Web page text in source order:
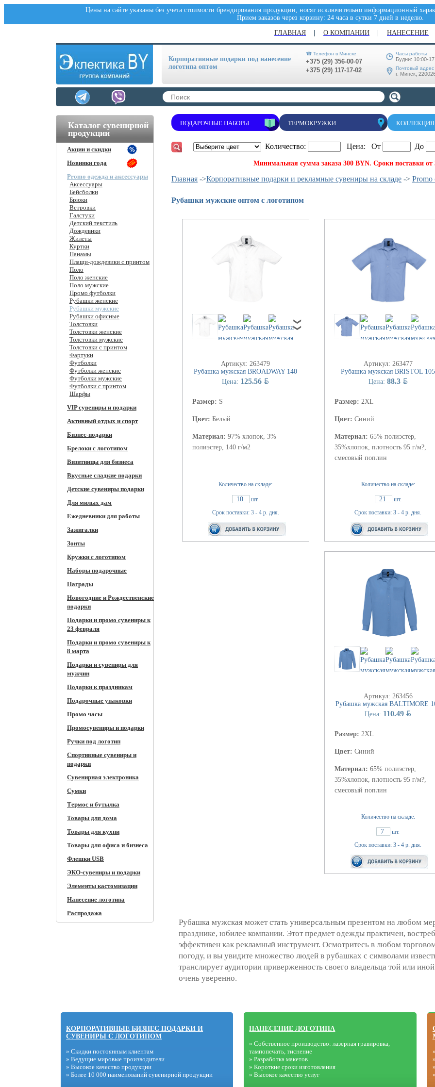
Цены на сайте указаны без учета стоимости брендирования продукции, носят исключительно информационный
Прием заказов через корзину: 24 часа в сутки 7 дней в неделю.
ГЛАВНАЯ О КОМПАНИИ НАНЕСЕНИЕ
Корпоративные подарки под нанесение
логотипа оптом
☎ Телефон в Минске
+375 (29) 356-00-07
+375 (29) 117-17-02
Часы работы
Будни: 10:00-
Почтовый адрес
г. Минск,
Каталог сувенирной
продукции
Акции и скидки
Новинки года
Promo одежда и аксессуары
Аксессуары
Бейсболки
Брюки
Ветровки
Галстуки
Детский текстиль
Дождевики
Жилеты
Куртки
Панамы
Плащи-дождевики с принтом
Поло
Поло женские
Поло мужские
Промо футболки
Рубашки женские
Рубашки мужские
Рубашки офисные
Толстовки
Толстовки женские
Толстовки мужские
Толстовки с принтом
Фартуки
Футболки
Футболки женские
Футболки мужские
Футболки с принтом
Шарфы
VIP сувениры и подарки
Активный отдых и спорт
Бизнес-подарки
Брелоки с логотипом
Визитницы для бизнеса
Вкусные сладкие подарки
Детские сувениры подарки
Для милых дам
Ежедневники для работы
Зажигалки
Зонты
Кружки c логотипом
Наборы подарочные
Награды
Новогодние и Рождественские
подарки
Подарки и промо сувениры к
23 февраля
Подарки и промо сувениры к
8 марта
Подарки и сувениры для
мужчин
Подарки к праздникам
Подарочные упаковки
Промо часы
Промосувениры и подарки
Ручки под логотип
Спортивные сувениры и
подарки
Сувенирная электроника
Сумки
Термос и бутылка
Товары для дома
Товары для кухни
Товары для офиса и бизнеса
Флешки USB
ЭКО-сувениры и подарки
Элементы кастомизации
Нанесение логотипа
Распродажа
ПОДАРОЧНЫЕ НАБОРЫ ТЕРМОКРУЖКИ
Количество: Цена: От До
Минимальная сумма заказа 300 BYN. Сроки поставки
Главная ->Корпоративные подарки и рекламные сувениры на складе -> Promo
Рубашки мужские оптом с логотипом
Артикул: 263479
Рубашка мужская BROADWAY 140
Цена: 125.56 BYN
Размер: S
Цвет: Белый
Материал: 97% хлопок, 3%
полиэстер, 140 г/м2
Количество на складе:
10
шт.
Срок поставки: 3 - 4 р. дня.
Артикул: 263477
Рубашка мужская BRISTOL 105
Цена: 88.3 BYN
Размер: 2XL
Цвет: Синий
Материал: 65% полиэстер,
35%хлопок, плотность 95 г/м?,
смесовый поплин
Количество на складе:
21
шт.
Срок поставки: 3 - 4 р. дня.
Артикул: 263456
Рубашка мужская BALTIMORE
Цена: 110.49 BYN
Размер: 2XL
Цвет: Синий
Материал: 65% полиэстер,
35%хлопок, плотность 95 г/м?,
смесовый поплин
Количество на складе:
7
шт.
Срок поставки: 3 - 4 р. дня.
Рубашка мужская может стать универсальным презентом на любом
празднике, юбилее компании. Этот предмет одежды практичен,
эффективен как рекламный инструмент. Осмотритесь в любом
погоду, и вы увидите множество людей в рубашках с символами
транслирует аудитории приверженность своего владельца той или
очень уверенно.
КОРПОРАТИВНЫЕ БИЗНЕС ПОДАРКИ И
СУВЕНИРЫ С ЛОГОТИПОМ
» Скидки постоянным клиентам
» Ведущие мировые производители
» Высокое качество продукции
» Более 10 000 наименований сувенирной продукции
НАНЕСЕНИЕ ЛОГОТИПА
» Собственное производство: лазерная гравировка,
тампопечать, тиснение
» Разработка макетов
» Короткие сроки изготовления
» Высокое качество услуг